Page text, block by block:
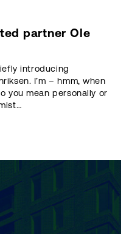
partner Ole
introducing
I’m – hmm, when
you mean personally or